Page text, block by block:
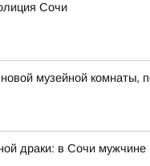
Сочи
музейной комнаты,
драки: в Сочи мужчине